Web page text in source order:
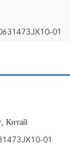
01
Китай
01